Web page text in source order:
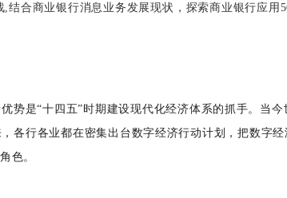
结合商业银行消息业务发展现状，探索商业银行应
势是“十四五”时期建设现代化经济体系的抓手。当
各行各业都在密集出台数字经济行动计划，把数字
色。